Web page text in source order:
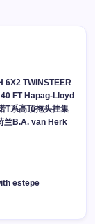
6X2 TWINSTEER
FT Hapag-Lloyd
T系高顶拖头挂集
兰B.A. van Herk
estepe